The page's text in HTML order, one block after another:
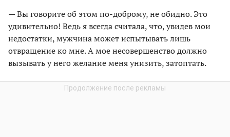
— Вы говорите об этом по-доброму, не обидно. Это
удивительно! Ведь я всегда считала, что, увидев мои
недостатки, мужчина может испытывать лишь
отвращение ко мне. А мое несовершенство должно
вызывать у него желание меня унизить, затоптать.